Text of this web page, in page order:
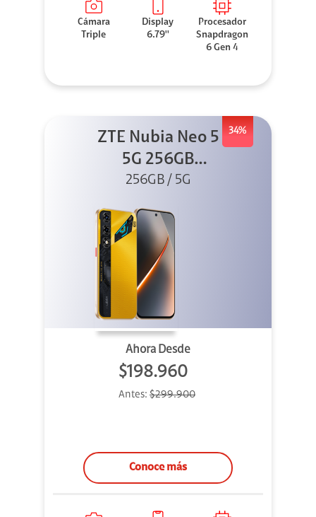
Cámara
Triple
Display
6.79''
Procesador
Snapdragon
6 Gen 4
34%
ZTE Nubia Neo 5
5G 256GB
Dorado
256GB / 5G
Ahora Desde
$198.960
Antes: $299.900
Conoce más